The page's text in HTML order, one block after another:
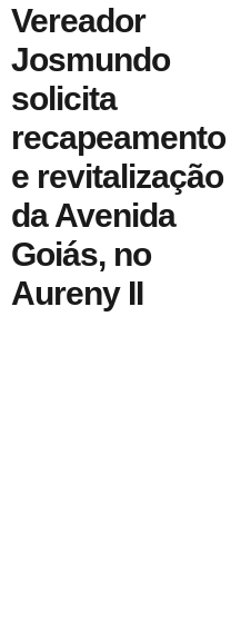
Vereador
Josmundo
solicita
recapeamento
e revitalização
da Avenida
Goiás, no
Aureny II